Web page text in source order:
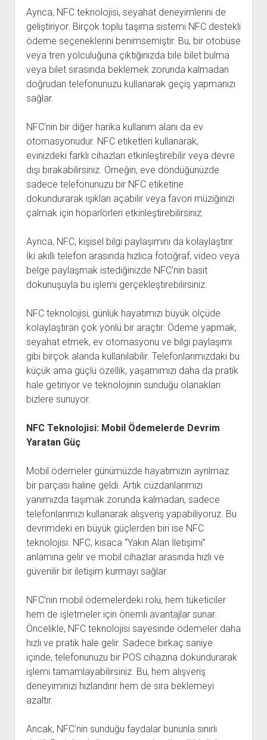
Ayrıca, NFC teknolojisi, seyahat deneyimlerini de
geliştiriyor. Birçok toplu taşıma sistemi NFC destekli
ödeme seçeneklerini benimsemiştir. Bu, bir otobüse
veya tren yolculuğuna çıktığınızda bile bilet bulma
veya bilet sırasında beklemek zorunda kalmadan
doğrudan telefonunuzu kullanarak geçiş yapmanızı
sağlar.
NFC’nin bir diğer harika kullanım alanı da ev
otomasyonudur. NFC etiketleri kullanarak,
evinizdeki farklı cihazları etkinleştirebilir veya devre
dışı bırakabilirsiniz. Örneğin, eve döndüğünüzde
sadece telefonunuzu bir NFC etiketine
dokundurarak ışıkları açabilir veya favori müziğinizi
çalmak için hoparlörleri etkinleştirebilirsiniz.
Ayrıca, NFC, kişisel bilgi paylaşımını da kolaylaştırır.
İki akıllı telefon arasında hızlıca fotoğraf, video veya
belge paylaşmak istediğinizde NFC’nin basit
dokunuşuyla bu işlemi gerçekleştirebilirsiniz.
NFC teknolojisi, günlük hayatımızı büyük ölçüde
kolaylaştıran çok yönlü bir araçtır. Ödeme yapmak,
seyahat etmek, ev otomasyonu ve bilgi paylaşımı
gibi birçok alanda kullanılabilir. Telefonlarımızdaki bu
küçük ama güçlü özellik, yaşamımızı daha da pratik
hale getiriyor ve teknolojinin sunduğu olanakları
bizlere sunuyor.
NFC Teknolojisi: Mobil Ödemelerde Devrim
Yaratan Güç
Mobil ödemeler günümüzde hayatımızın ayrılmaz
bir parçası haline geldi. Artık cüzdanlarımızı
yanımızda taşımak zorunda kalmadan, sadece
telefonlarımızı kullanarak alışveriş yapabiliyoruz. Bu
devrimdeki en büyük güçlerden biri ise NFC
teknolojisi. NFC, kısaca “Yakın Alan İletişimi”
anlamına gelir ve mobil cihazlar arasında hızlı ve
güvenilir bir iletişim kurmayı sağlar.
NFC’nin mobil ödemelerdeki rolü, hem tüketiciler
hem de işletmeler için önemli avantajlar sunar.
Öncelikle, NFC teknolojisi sayesinde ödemeler daha
hızlı ve pratik hale gelir. Sadece birkaç saniye
içinde, telefonunuzu bir POS cihazına dokundurarak
işlemi tamamlayabilirsiniz. Bu, hem alışveriş
deneyiminizi hızlandırır hem de sıra beklemeyi
azaltır.
Ancak, NFC’nin sunduğu faydalar bununla sınırlı